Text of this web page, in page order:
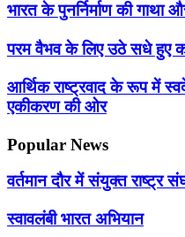
भारत के पुनर्निर्माण की गाथा
परम वैभव के लिए उठे सधे हुए
आर्थिक राष्ट्रवाद के रूप में
एकीकरण की ओर
Popular News
वर्तमान दौर में संयुक्त राष्ट्र
स्वावलंबी भारत अभियान